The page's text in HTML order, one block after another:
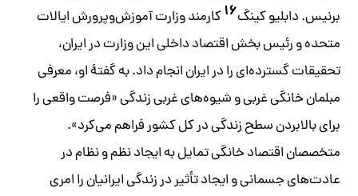
برنیس. دابلیو کینگ۱۶کارمند وزارت آموزش‌و‌پرورش ایالات
متحده و رئیس بخش اقتصاد داخلی این وزارت در ایران،
تحقیقات گسترده‌ای را در ایران انجام داد. به گفتۀ او، معرفی
مبلمان خانگی غربی و شیوه‌های غربی زندگی «فرصت واقعی را
برای بالابردن سطح زندگی در کل کشور فراهم می‌کرد».
متخصصان اقتصاد خانگی تمایل به ایجاد نظم و نظام در
عادت‌های جسمانی و ایجاد تأثیر در زندگی ایرانیان را امری